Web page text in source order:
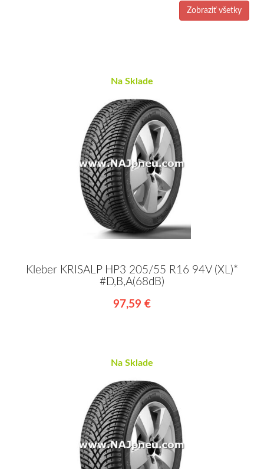
Zobraziť všetky
Na Sklade
Kleber KRISALP HP3 205/55 R16 94V (XL)*
#D,B,A(68dB)
97,59 €
Na Sklade